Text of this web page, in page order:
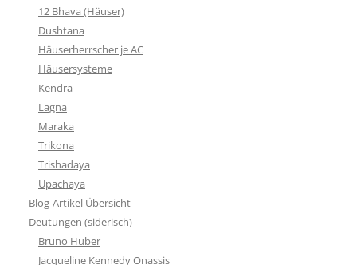
12 Bhava (Häuser)
Dushtana
Häuserherrscher je AC
Häusersysteme
Kendra
Lagna
Maraka
Trikona
Trishadaya
Upachaya
Blog-Artikel Übersicht
Deutungen (siderisch)
Bruno Huber
Jacqueline Kennedy Onassis